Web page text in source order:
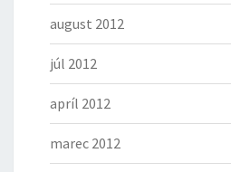
august 2012
júl 2012
apríl 2012
marec 2012